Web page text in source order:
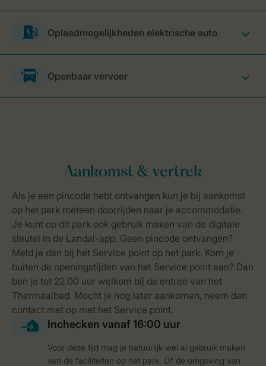
Oplaadmogelijkheden elektrische auto
Openbaar vervoer
Voor deze tijd mag je natuurlijk wel al gebruik maken
van de faciliteiten op het park. Of de omgeving van